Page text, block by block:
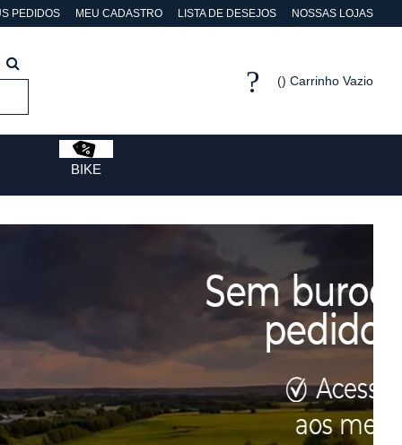
PEDIDOS MEU CADASTRO LISTA DE DESEJOS NOSSAS LOJAS
Carrinho Vazio
BIKE